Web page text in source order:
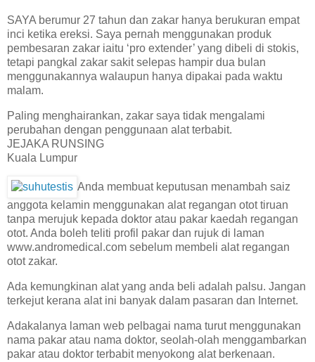
SAYA berumur 27 tahun dan zakar hanya berukuran empat
inci ketika ereksi. Saya pernah menggunakan produk
pembesaran zakar iaitu ‘pro extender’ yang dibeli di stokis,
tetapi pangkal zakar sakit selepas hampir dua bulan
menggunakannya walaupun hanya dipakai pada waktu
malam.
Paling menghairankan, zakar saya tidak mengalami
perubahan dengan penggunaan alat terbabit.
JEJAKA RUNSING
Kuala Lumpur
Anda membuat keputusan menambah saiz
anggota kelamin menggunakan alat regangan otot tiruan
tanpa merujuk kepada doktor atau pakar kaedah regangan
otot. Anda boleh teliti profil pakar dan rujuk di laman
www.andromedical.com sebelum membeli alat regangan
otot zakar.
Ada kemungkinan alat yang anda beli adalah palsu. Jangan
terkejut kerana alat ini banyak dalam pasaran dan Internet.
Adakalanya laman web pelbagai nama turut menggunakan
nama pakar atau nama doktor, seolah-olah menggambarkan
pakar atau doktor terbabit menyokong alat berkenaan.